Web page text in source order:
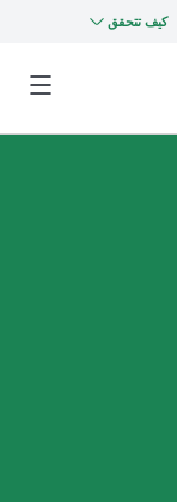
كيف تتحقق